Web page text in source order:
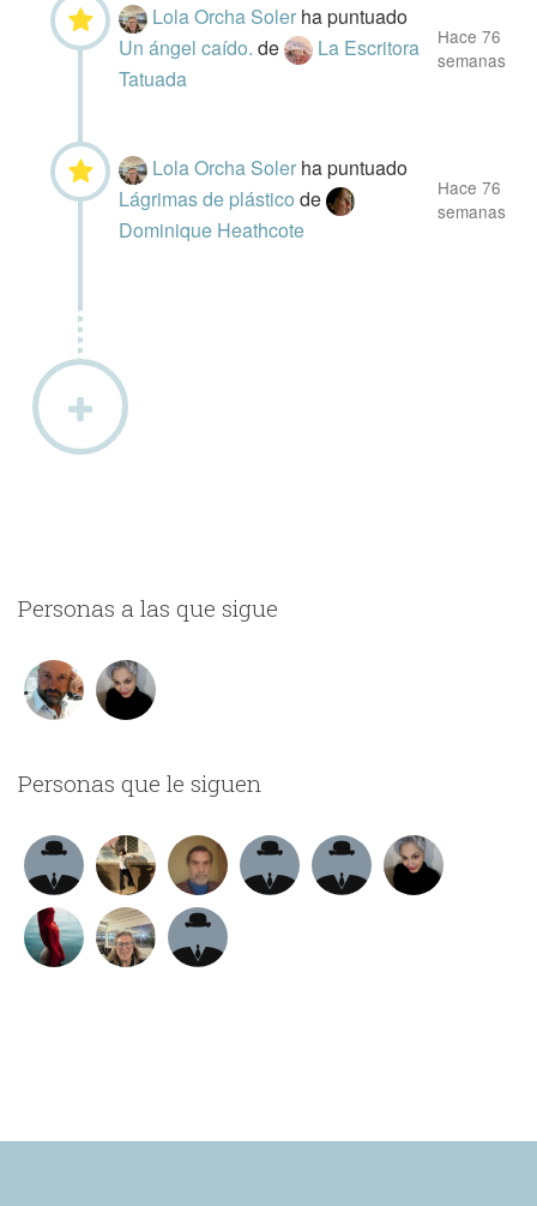
Lola Orcha Soler ha puntuado
Un ángel caído.de
La Escritora
Tatuada
Hace 76
semanas
Lola Orcha Soler ha puntuado
Lágrimas de plásticode
Dominique Heathcote
Hace 76
semanas
Personas a las que sigue
Personas que le siguen